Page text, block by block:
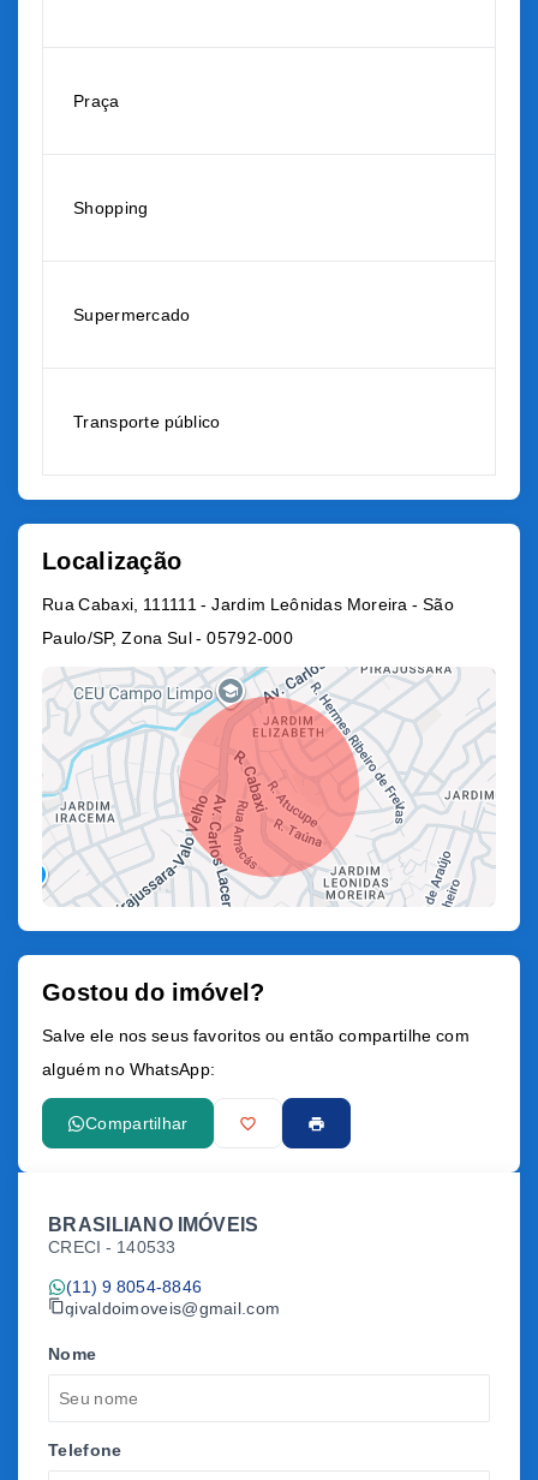
Praça
Shopping
Supermercado
Transporte público
Localização
Rua Cabaxi, 111111 - Jardim Leônidas Moreira - São
Paulo/SP, Zona Sul - 05792-000
Gostou do imóvel?
Salve ele nos seus favoritos ou então compartilhe com
alguém no WhatsApp:
Compartilhar
BRASILIANO IMÓVEIS
CRECI - 140533
(11) 9 8054-8846
givaldoimoveis@gmail.com
Nome
Telefone